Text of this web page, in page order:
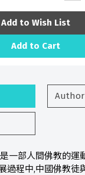
Add to Wish List
Add to Cart
一部人間佛教的運
過程中,中國佛教徒